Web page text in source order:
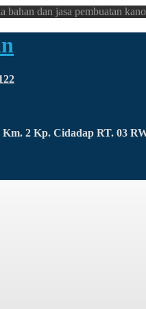
dan jasa pembuatan
2 Kp. Cidadap RT. 03